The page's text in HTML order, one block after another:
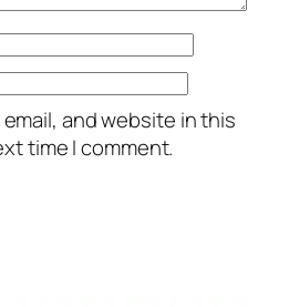
and website in this
time I comment.